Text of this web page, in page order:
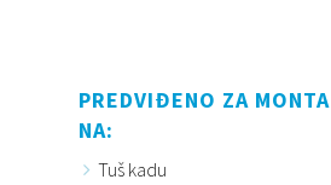
PREDVIĐENO ZA
NA:
Tuš kadu